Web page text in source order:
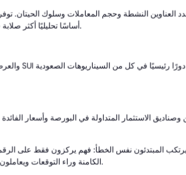
CoinGecko و DeFiLlama و Nansen أساسًا تحليليًا أكثر صلابة في هذا الصدد.
وصناديق الاستثمار المتداولة في البورصة وأسعار
يرتكب المبتدئون نفس الخطأ: فهم يركزون فقط على
الكامنة وراء التوقعات ويعاملون السعر المستهدف على أنه نطاق سيناريو وليس وعدًا.